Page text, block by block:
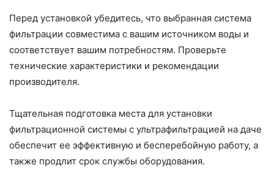
Перед установкой убедитесь, что выбранная система
фильтрации совместима с вашим источником воды и
соответствует вашим потребностям. Проверьте
технические характеристики и рекомендации
производителя.
Тщательная подготовка места для установки
фильтрационной системы с ультрафильтрацией на даче
обеспечит ее эффективную и бесперебойную работу, а
также продлит срок службы оборудования.